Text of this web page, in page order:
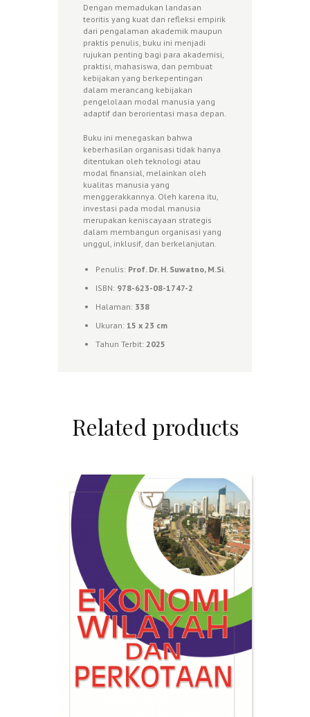
Dengan memadukan landasan
teoritis yang kuat dan refleksi empirik
dari pengalaman akademik maupun
praktis penulis, buku ini menjadi
rujukan penting bagi para akademisi,
praktisi, mahasiswa, dan pembuat
kebijakan yang berkepentingan
dalam merancang kebijakan
pengelolaan modal manusia yang
adaptif dan berorientasi masa depan.
Buku ini menegaskan bahwa
keberhasilan organisasi tidak hanya
ditentukan oleh teknologi atau
modal finansial, melainkan oleh
kualitas manusia yang
menggerakkannya. Oleh karena itu,
investasi pada modal manusia
merupakan keniscayaan strategis
dalam membangun organisasi yang
unggul, inklusif, dan berkelanjutan.
Penulis: Prof. Dr. H. Suwatno, M.Si
ISBN: 978-623-08-1747-2
Halaman: 338
Ukuran: 15 x 23 cm
Tahun Terbit: 2025
Related products